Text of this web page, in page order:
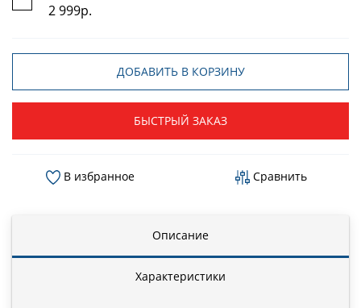
2 999р.
ДОБАВИТЬ В КОРЗИНУ
БЫСТРЫЙ ЗАКАЗ
В избранное Сравнить
Описание
Характеристики